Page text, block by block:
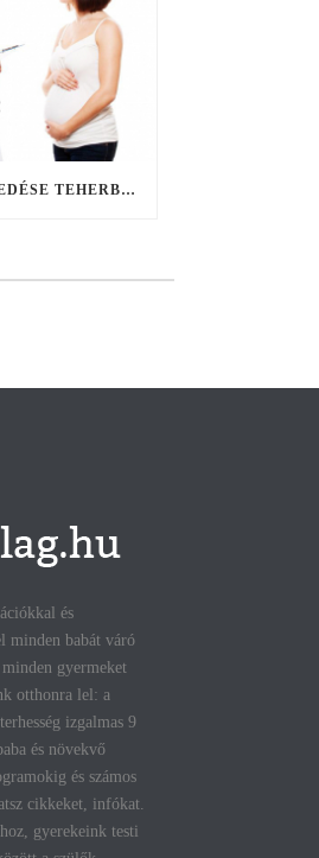
L-CARNITIN SZEDÉSE TEHERBEESÉS ELŐTT – KÉRDÉS-VÁLASZ
és
minden babát váró
gyermeket
otthonra lel: a
izgalmas 9
és növekvő
és számos
cikkeket, infókat.
gyerekeink testi